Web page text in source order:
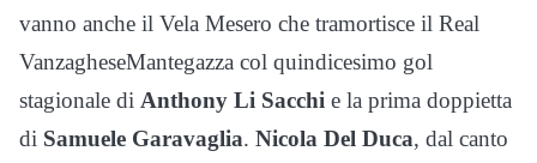
vanno anche il Vela Mesero che tramortisce il Real
VanzagheseMantegazza col quindicesimo gol
stagionale di Anthony Li Sacchi e la prima doppietta
di Samuele Garavaglia. Nicola Del Duca, dal canto